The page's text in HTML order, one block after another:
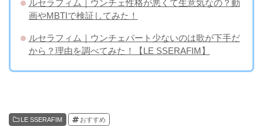
ルセラフィム｜ウンチェ性格が悪くて生意気なの？動
画やMBTIで検証してみた！
ルセラフィム｜ウンチェパート少ないのは歌が下手だ
から？理由を調べてみた！【LE SSERAFIM】
LE SSERAFIM おすすめ